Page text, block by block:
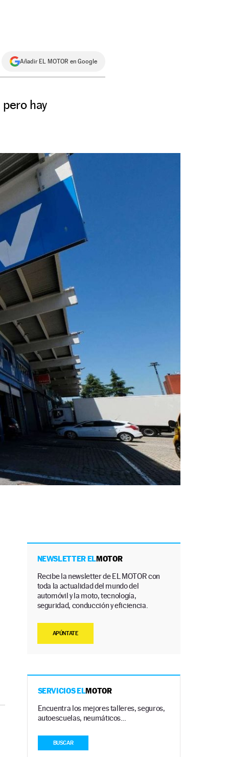
Añadir EL MOTOR en Google
hay
NEWSLETTER ELMOTOR
Recibe la newsletter de EL MOTOR con
toda la actualidad del mundo del
automóvil y la moto, tecnología,
seguridad, conducción y eficiencia.
APÚNTATE
SERVICIOS ELMOTOR
Encuentra los mejores talleres, seguros,
autoescuelas, neumáticos…
BUSCAR